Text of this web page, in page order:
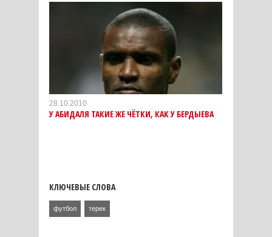
28.10.2010
У АБИДАЛЯ ТАКИЕ ЖЕ ЧЁТКИ, КАК У БЕРДЫЕВА
КЛЮЧЕВЫЕ СЛОВА
футбол терек